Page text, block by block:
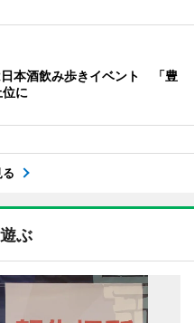
本酒飲み歩きイベント 「豊
に
る
ぶ